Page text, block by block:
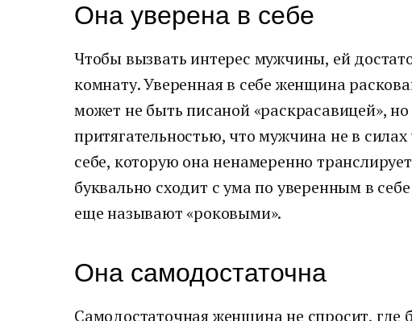
Она уверена в себе
Чтобы вызвать интерес мужчины, ей
комнату. Уверенная в себе женщина
может не быть писаной «раскрасавицей»,
притягательностью, что мужчина не в
себе, которую она ненамеренно
буквально сходит с ума по уверенным в
еще называют «роковыми».
Она самодостаточна
Самодостаточная женщина не спросит, где